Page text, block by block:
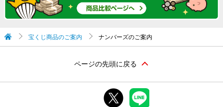
宝くじ商品のご案内 ナンバーズのご案内
ページの先頭に戻る